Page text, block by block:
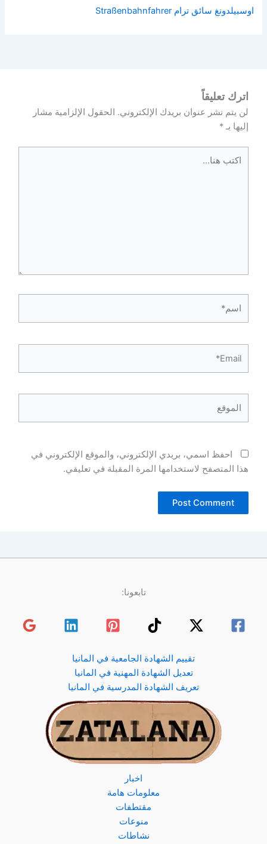
اوسبيلدونغ سائق ترام Straßenbahnfahrer
اترك تعليقاً
لن يتم نشر عنوان بريدك الإلكتروني. الحقول الإلزامية مشار
إليها بـ*
احفظ اسمي، بريدي الإلكتروني، والموقع الإلكتروني في
هذا المتصفح لاستخدامها المرة المقبلة في تعليقي.
تابعونا:
تقييم الشهادة الجامعية في المانيا
تعديل الشهادة المهنية في المانيا
تعريف الشهادة المدرسية في المانيا
اخبار
معلومات هامة
مقتطفات
منوعات
نشاطات